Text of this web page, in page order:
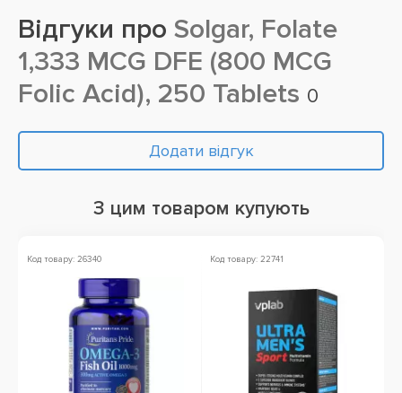
Відгуки про Solgar, Folate
1,333 MCG DFE (800 MCG
Folic Acid), 250 Tablets 0
Додати відгук
З цим товаром купують
Код товару: 26340 Код товару: 22741